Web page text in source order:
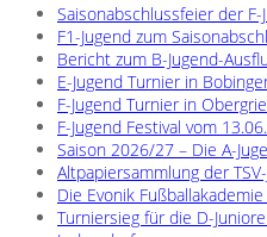
Saisonabschlussfeier der F-
F1-Jugend zum
Bericht zum B-Jugend-
E-Jugend Turnier in
F-Jugend Turnier in
F-Jugend Festival vom
Saison 2026/27 – Die A-
Altpapiersammlung der
Die Evonik
Turniersieg für die D-